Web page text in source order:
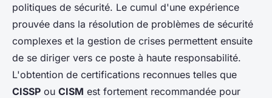
politiques de sécurité. Le cumul d'une expérience
prouvée dans la résolution de problèmes de sécurité
complexes et la gestion de crises permettent ensuite
de se diriger vers ce poste à haute responsabilité.
L'obtention de certifications reconnues telles que
CISSP ou CISM est fortement recommandée pour